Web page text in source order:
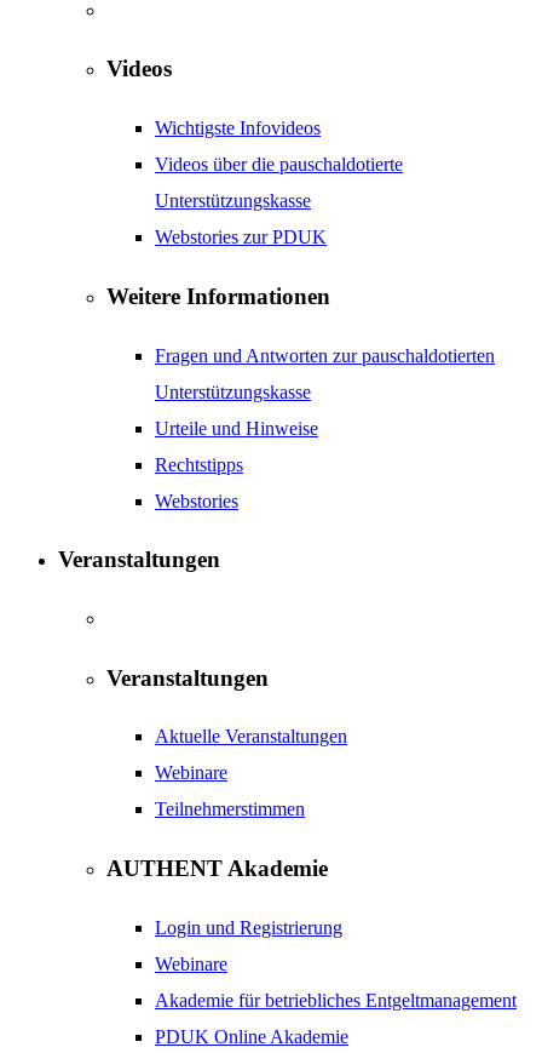
Videos
Wichtigste Infovideos
Videos über die pauschaldotierte
Unterstützungskasse
Webstories zur PDUK
Weitere Informationen
Fragen und Antworten zur pauschaldotierten
Unterstützungskasse
Urteile und Hinweise
Rechtstipps
Webstories
Veranstaltungen
Veranstaltungen
Aktuelle Veranstaltungen
Webinare
Teilnehmerstimmen
AUTHENT Akademie
Login und Registrierung
Webinare
Akademie für betriebliches Entgeltmanagement
PDUK Online Akademie